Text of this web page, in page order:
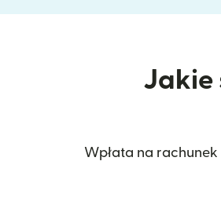
Jakie
Wpłata na